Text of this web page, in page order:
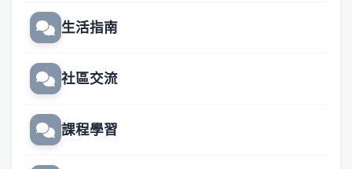
生活指南
社區交流
課程學習